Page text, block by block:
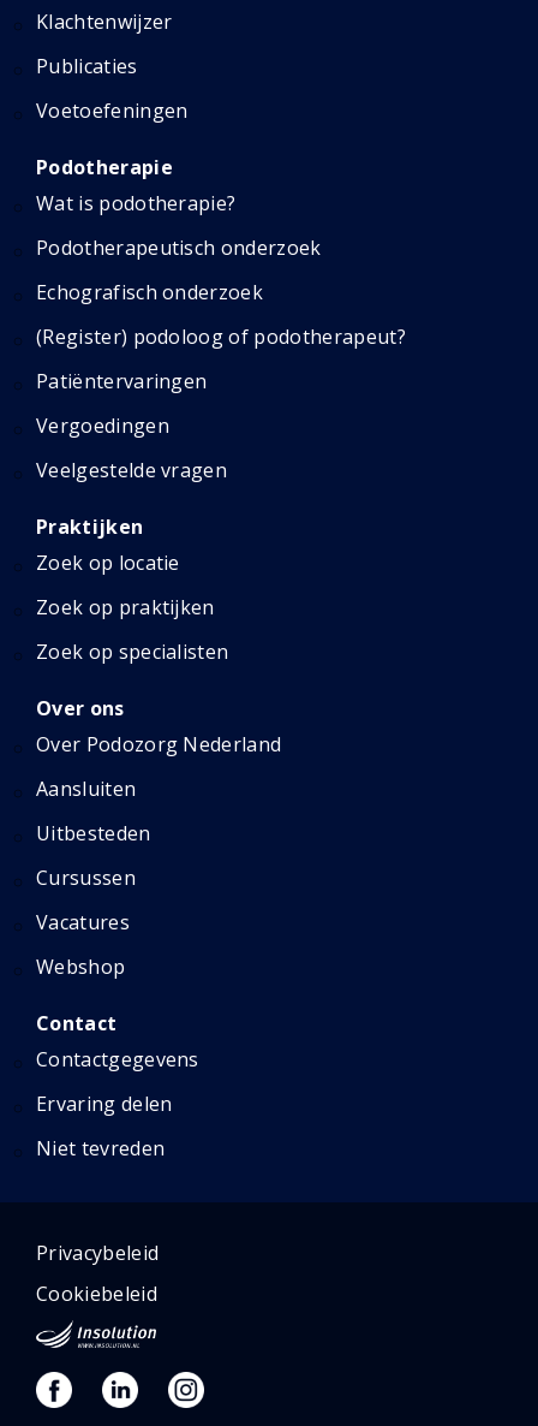
Klachtenwijzer
Publicaties
Voetoefeningen
Podotherapie
Wat is podotherapie?
Podotherapeutisch onderzoek
Echografisch onderzoek
(Register) podoloog of podotherapeut?
Patiëntervaringen
Vergoedingen
Veelgestelde vragen
Praktijken
Zoek op locatie
Zoek op praktijken
Zoek op specialisten
Over ons
Over Podozorg Nederland
Aansluiten
Uitbesteden
Cursussen
Vacatures
Webshop
Contact
Contactgegevens
Ervaring delen
Niet tevreden
Privacybeleid
Cookiebeleid